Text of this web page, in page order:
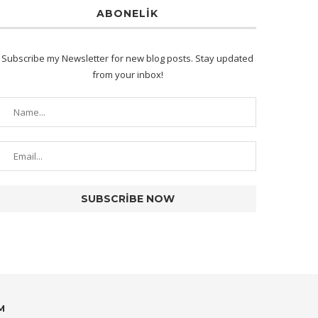
ABONELIK
Subscribe my Newsletter for new blog posts. Stay updated
from your inbox!